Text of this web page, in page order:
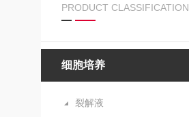
PRODUCT CLASSIFICATION
细胞培养
裂解液